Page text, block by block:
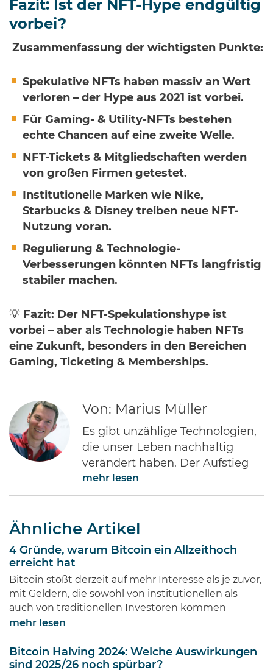
Fazit: Ist der NFT-Hype endgültig
vorbei?
Zusammenfassung der wichtigsten Punkte:
Spekulative NFTs haben massiv an Wert
verloren – der Hype aus 2021 ist vorbei.
Für Gaming- & Utility-NFTs bestehen
echte Chancen auf eine zweite Welle.
NFT-Tickets & Mitgliedschaften werden
von großen Firmen getestet.
Institutionelle Marken wie Nike,
Starbucks & Disney treiben neue NFT-
Nutzung voran.
Regulierung & Technologie-
Verbesserungen könnten NFTs langfristig
stabiler machen.
💡 Fazit: Der NFT-Spekulationshype ist
vorbei – aber als Technologie haben NFTs
eine Zukunft, besonders in den Bereichen
Gaming, Ticketing & Memberships.
Von: Marius Müller
Es gibt unzählige Technologien,
die unser Leben nachhaltig
verändert haben. Der Aufstieg
des Internets gehört ohne Frage
zu den Bedeutendsten. Namen
Bill Gates von Microsoft dürften
jedem Investor geläufig sein.
erschaffen und gleichzeitig
Millionen von Anlegern auf der
ganzen Welt …
mehr lesen
Ähnliche Artikel
4 Gründe, warum Bitcoin ein Allzeithoch
erreicht hat
Bitcoin stößt derzeit auf mehr Interesse als je zuvor,
mit Geldern, die sowohl von institutionellen als
auch von traditionellen Investoren kommen
mehr lesen
Bitcoin Halving 2024: Welche Auswirkungen
sind 2025/26 noch spürbar?